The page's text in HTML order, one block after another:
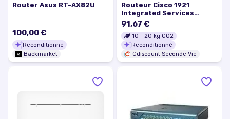
Router Asus RT-AX82U
100,00 €
Reconditionné
Backmarket
Routeur Cisco 1921
Integrated Services
Router -…
91,67 €
10 - 20 kg CO2
Reconditionné
Cdiscount Seconde Vie